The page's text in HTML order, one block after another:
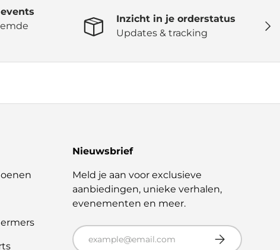
Inzicht in je orderstatus
Updates & tracking
Nieuwsbrief
Meld je aan voor exclusieve
aanbiedingen, unieke verhalen,
evenementen en meer.
E-mailadres Abonneer